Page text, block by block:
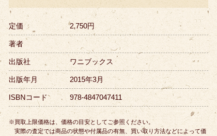
定価 2,750円
著者
出版社 ワニブックス
出版年月 2015年3月
ISBNコード 978-4847047411
※買取上限価格は、価格の目安としてご参照ください。
実際の査定では商品の状態や付属品の有無、買い取り方法などによって価